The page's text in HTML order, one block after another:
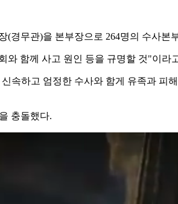
경무관)을 본부장으로 264명의 수사본
와 함께 사고 원인 등을 규명할 것"이라
속하고 엄정한 수사와 함게 유족과 피
충돌했다.